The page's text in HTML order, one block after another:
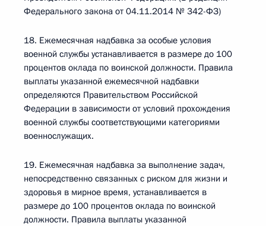
Федерального закона от 04.11.2014 № 342-ФЗ)
18. Ежемесячная надбавка за особые условия
военной службы устанавливается в размере до 100
процентов оклада по воинской должности. Правила
выплаты указанной ежемесячной надбавки
определяются Правительством Российской
Федерации в зависимости от условий прохождения
военной службы соответствующими категориями
военнослужащих.
19. Ежемесячная надбавка за выполнение задач,
непосредственно связанных с риском для жизни и
здоровья в мирное время, устанавливается в
размере до 100 процентов оклада по воинской
должности. Правила выплаты указанной